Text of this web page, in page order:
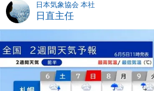
日本気象協会 本社
日直主任